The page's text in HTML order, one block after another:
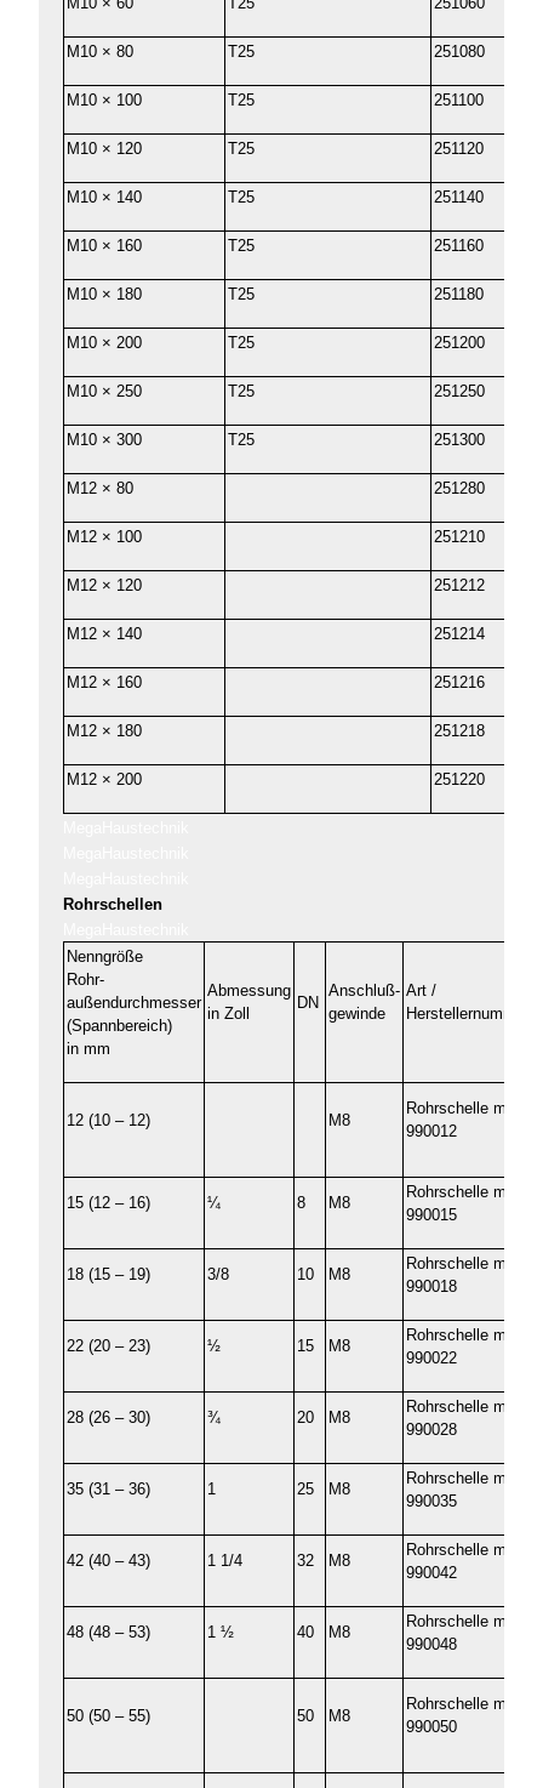
M10 × 80 T25 251080
M10 × 100 T25 251100
M10 × 120 T25 251120
M10 × 140 T25 251140
M10 × 160 T25 251160
M10 × 180 T25 251180
M10 × 200 T25 251200
M10 × 250 T25 251250
M10 × 300 T25 251300
M12 × 80 251280
M12 × 100 251210
M12 × 120 251212
M12 × 140 251214
M12 × 160 251216
M12 × 180 251218
M12 × 200 251220
Rohrschellen
Nenngröße
Rohr-
außendurchmesser
(Spannbereich)
in mm
Abmessung
in Zoll
DN
Anschluß-
gewinde
Art /
Herstellernummer
12 (10 – 12) M8
Rohrschelle mit
990012
15 (12 – 16) ¼ 8 M8
Rohrschelle mit
990015
18 (15 – 19) 3/8 10 M8
Rohrschelle mit
990018
22 (20 – 23) ½ 15 M8
Rohrschelle mit
990022
28 (26 – 30) ¾ 20 M8
Rohrschelle mit
990028
35 (31 – 36) 1 25 M8
Rohrschelle mit
990035
42 (40 – 43) 1 1/4 32 M8
Rohrschelle mit
990042
48 (48 – 53) 1 ½ 40 M8
Rohrschelle mit
990048
50 (50 – 55) 50 M8
Rohrschelle mit
990050